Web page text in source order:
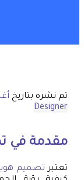
تم نشره بتاريخ
Designer
مقدمة في
تعتبر تصميم